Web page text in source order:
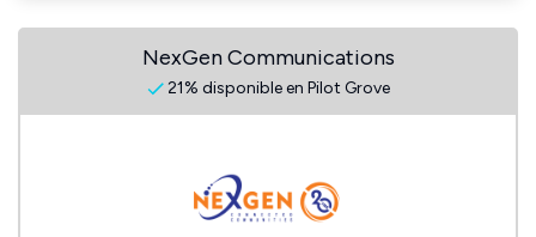
NexGen Communications
21% disponible en Pilot Grove